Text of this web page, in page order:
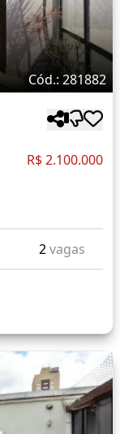
Cód.: 281882
R$ 2.100.000
2vagas